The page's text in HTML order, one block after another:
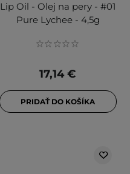
Lip Oil - Olej na pery - #01
Pure Lychee - 4,5g
17,14 €
PRIDAŤ DO KOŠÍKA